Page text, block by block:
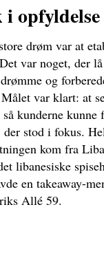
opfyldelse
drøm var at
var noget, der
og
var klart: at
kunderne
stod i fokus.
kom fra
libanesiske
en takeaway-
Allé 59.